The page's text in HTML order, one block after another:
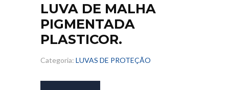
LUVA DE MALHA
PIGMENTADA
PLASTICOR.
Categoria: LUVAS DE PROTEÇÃO